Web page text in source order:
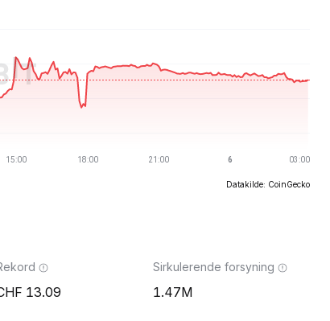
Datakilde: CoinGecko
13.09
Sirkulerende forsyning
1.47M